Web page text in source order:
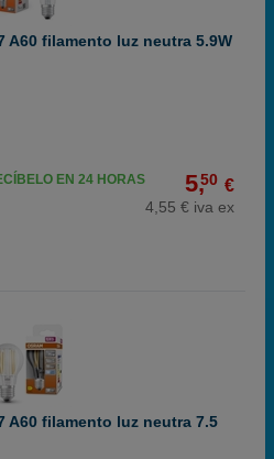
A60 filamento luz neutra 5.9W
5,50 €
4,55 € iva ex
EN 24 HORAS
A60 filamento luz neutra 7.5